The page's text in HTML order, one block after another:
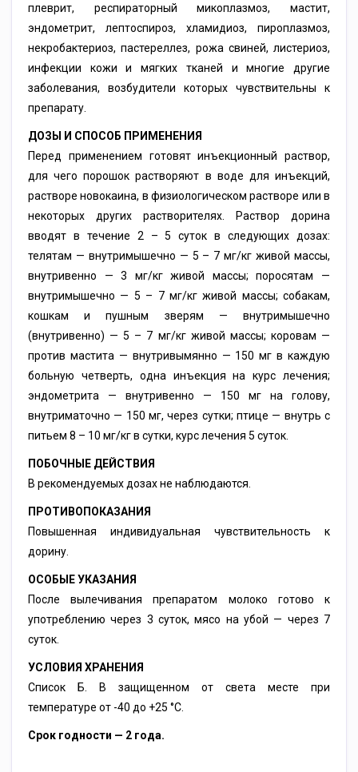
плеврит, респираторный микоплазмоз, мастит,
эндометрит, лептоспироз, хламидиоз, пироплазмоз,
некробактериоз, пастереллез, рожа свиней, листериоз,
инфекции кожи и мягких тканей и многие другие
заболевания, возбудители которых чувствительны к
препарату.
ДОЗЫ И СПОСОБ ПРИМЕНЕНИЯ
Перед применением готовят инъекционный раствор,
для чего порошок растворяют в воде для инъекций,
растворе новокаина, в физиологическом растворе или в
некоторых других растворителях. Раствор дорина
вводят в течение 2 – 5 суток в следующих дозах:
телятам — внутримышечно — 5 – 7 мг/кг живой массы,
внутривенно — 3 мг/кг живой массы; поросятам —
внутримышечно — 5 – 7 мг/кг живой массы; собакам,
кошкам и пушным зверям — внутримышечно
(внутривенно) — 5 – 7 мг/кг живой массы; коровам —
против мастита — внутривымянно — 150 мг в каждую
больную четверть, одна инъекция на курс лечения;
эндометрита — внутривенно — 150 мг на голову,
внутриматочно — 150 мг, через сутки; птице — внутрь с
питьем 8 – 10 мг/кг в сутки, курс лечения 5 суток.
ПОБОЧНЫЕ ДЕЙСТВИЯ
В рекомендуемых дозах не наблюдаются.
ПРОТИВОПОКАЗАНИЯ
Повышенная индивидуальная чувствительность к
дорину.
ОСОБЫЕ УКАЗАНИЯ
После вылечивания препаратом молоко готово к
употреблению через 3 суток, мясо на убой — через 7
суток.
УСЛОВИЯ ХРАНЕНИЯ
Список Б. В защищенном от света месте при
температуре от -40 до +25 °С.
Срок годности — 2 года.